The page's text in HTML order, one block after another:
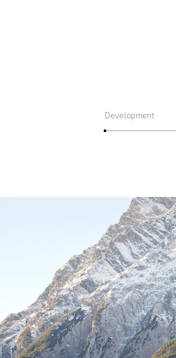
Development